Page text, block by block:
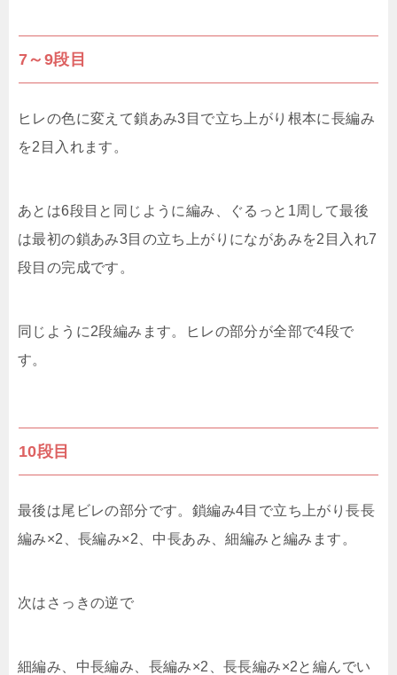
7～9段目
ヒレの色に変えて鎖あみ3目で立ち上がり根本に長編み
を2目入れます。
あとは6段目と同じように編み、ぐるっと1周して最後
は最初の鎖あみ3目の立ち上がりにながあみを2目入れ7
段目の完成です。
同じように2段編みます。ヒレの部分が全部で4段で
す。
10段目
最後は尾ビレの部分です。鎖編み4目で立ち上がり長長
編み×2、長編み×2、中長あみ、細編みと編みます。
次はさっきの逆で
細編み、中長編み、長編み×2、長長編み×2と編んでい